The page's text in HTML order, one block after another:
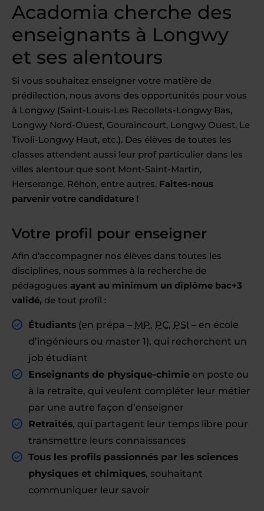
Acadomia cherche des
enseignants à Longwy
et ses alentours
Si vous souhaitez enseigner votre matière de
prédilection, nous avons des opportunités pour vous
à Longwy (Saint-Louis-Les Recollets-Longwy Bas,
Longwy Nord-Ouest, Gouraincourt, Longwy Ouest, Le
Tivoli-Longwy Haut, etc.). Des élèves de toutes les
classes attendent aussi leur prof particulier dans les
villes alentour que sont Mont-Saint-Martin,
Herserange, Réhon, entre autres. Faites-nous
parvenir votre candidature !
Votre profil pour enseigner
Afin d’accompagner nos élèves dans toutes les
disciplines, nous sommes à la recherche de
pédagogues ayant au minimum un diplôme bac+3
validé, de tout profil :
Étudiants (en prépa – MP, PC, PSI – en école
d’ingénieurs ou master 1), qui recherchent un
job étudiant
Enseignants de physique-chimie en poste ou
à la retraite, qui veulent compléter leur métier
par une autre façon d’enseigner
Retraités, qui partagent leur temps libre pour
transmettre leurs connaissances
Tous les profils passionnés par les sciences
physiques et chimiques, souhaitant
communiquer leur savoir